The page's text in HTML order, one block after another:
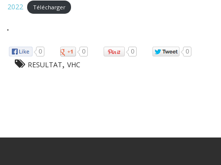
2022
Télécharger
0 0 0 0
RESULTAT, VHC